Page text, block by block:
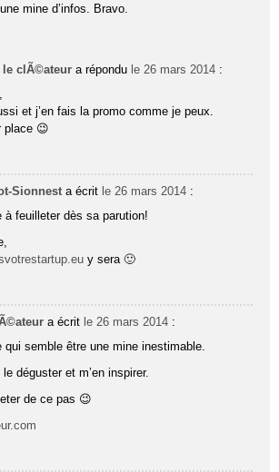
mine d’infos. Bravo.
le clÃ©ateur a répondu le 26 mars 2014 :
et j’en fais la promo comme je peux.
place 😉
Sionnest a écrit le 26 mars 2014 :
à feuilleter dès sa parution!
y sera 🙂
a écrit le 26 mars 2014 :
qui semble être une mine inestimable.
déguster et m’en inspirer.
de ce pas 😉